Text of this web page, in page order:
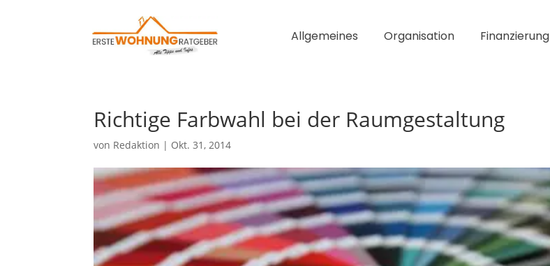
Allgemeines Organisation Finanzierung
Richtige Farbwahl bei der Raumgestaltung
von Redaktion | Okt. 31, 2014